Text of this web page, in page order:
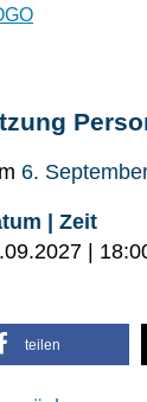
6.
| Zeit
|
teilen